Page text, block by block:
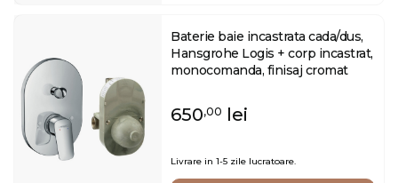
Baterie baie incastrata cada/dus,
Hansgrohe Logis + corp incastrat,
monocomanda, finisaj cromat
650,00 lei
Livrare in 1-5 zile lucratoare.